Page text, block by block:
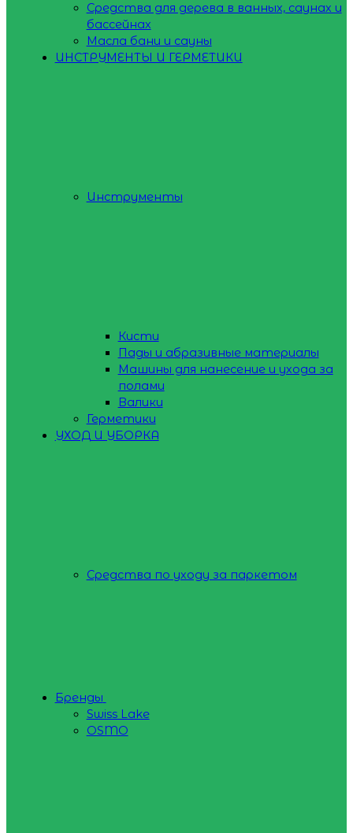
Средства для дерева в ванных, саунах и
бассейнах
Масла бани и сауны
ИНСТРУМЕНТЫ И ГЕРМЕТИКИ
Инструменты
Кисти
Пады и абразивные материалы
Машины для нанесение и ухода за
полами
Валики
Герметики
УХОД И УБОРКА
Средства по уходу за паркетом
Бренды
Swiss Lake
OSMO